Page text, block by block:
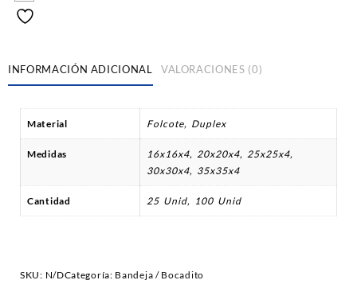
INFORMACIÓN ADICIONAL VALORACIONES (0)
Material Folcote, Duplex
Medidas
16x16x4, 20x20x4, 25x25x4,
30x30x4, 35x35x4
Cantidad 25 Unid, 100 Unid
SKU: N/DCategoría: Bandeja / Bocadito